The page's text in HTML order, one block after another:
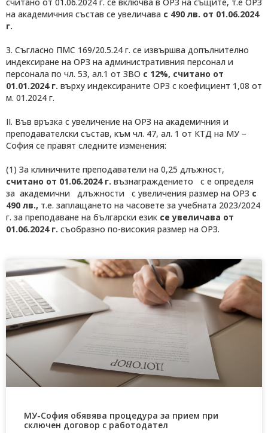
на академичния състав се увеличава с 490 лв. от 01.06.2024
г.
3. Съгласно ПМС 169/20.5.24 г. се извършва допълнително
индексиране на ОРЗ на административния персонал и
персонала по чл. 53, ал.1 от ЗВО с 12%, считано от
01.01.2024 г. върху индексираните ОРЗ с коефициент 1,08 от
м. 01.2024 г.
II. Във връзка с увеличение на ОРЗ на академичния и
преподавателски състав, към чл. 47, ал. 1 от КТД на МУ –
София се правят следните изменения:
(1) За клиничните преподаватели на 0,25 длъжност,
считано от 01.06.2024 г. възнаграждението с е определя
за академични длъжности с увеличения размер на ОРЗ с
490 лв., т.е. заплащането на часовете за учебната 2023/2024
г. за преподаване на български език се увеличава от
01.06.2024 г. съобразно по-високия размер на ОРЗ.
МУ-София обявява процедура за прием при
сключен договор с работодател